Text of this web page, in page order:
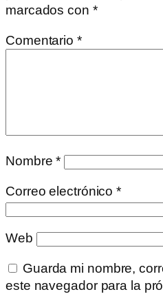
marcados con *
Comentario *
Nombre*
Correo electrónico*
Web
Guarda mi nombre,
este navegador para la